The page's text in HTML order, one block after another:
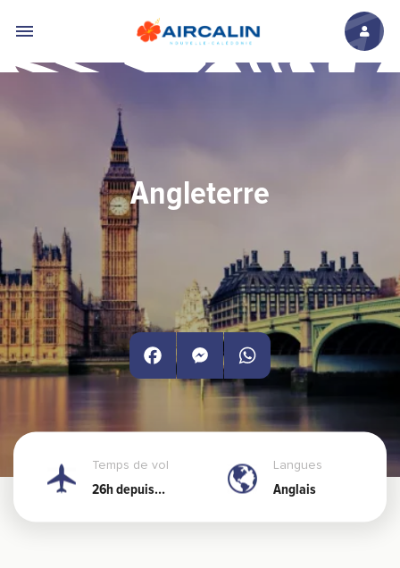
Aller au contenu principal
Angleterre
MessengerWhatsApp
Temps de vol
26h depuis
Langues
Anglais